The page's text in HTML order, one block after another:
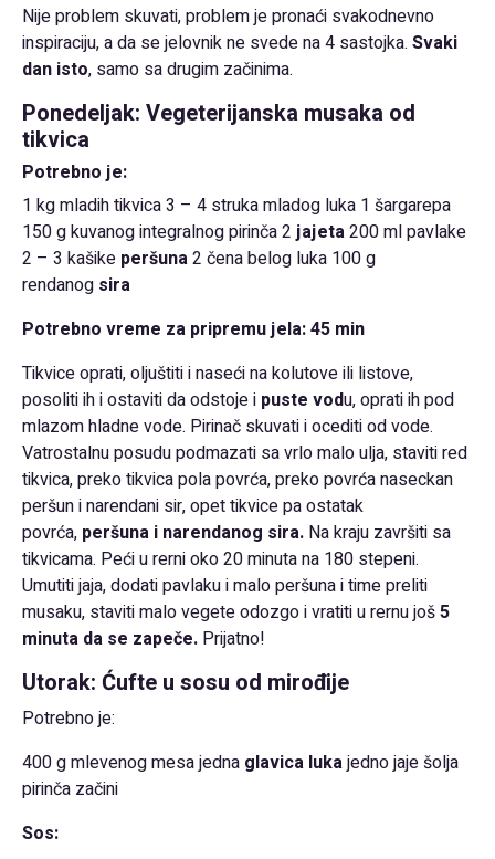
Nije problem skuvati, problem je pronaći svakodnevno
inspiraciju, a da se jelovnik ne svede na 4 sastojka. Svaki
dan isto, samo sa drugim začinima.
Ponedeljak: Vegeterijanska musaka od
tikvica
Potrebno je:
1 kg mladih tikvica 3 – 4 struka mladog luka 1 šargarepa
150 g kuvanog integralnog pirinča 2jajeta200 ml pavlake
2 – 3 kašike peršuna2 čena belog luka 100 g
rendanog sira
Potrebno vreme za pripremu jela: 45 min
Tikvice oprati, oljuštiti i naseći na kolutove ili listove,
posoliti ih i ostaviti da odstoje i puste vodu, oprati ih pod
mlazom hladne vode. Pirinač skuvati i ocediti od vode.
Vatrostalnu posudu podmazati sa vrlo malo ulja, staviti red
tikvica, preko tikvica pola povrća, preko povrća naseckan
peršun i narendani sir, opet tikvice pa ostatak
povrća, peršuna i narendanog sira. Na kraju završiti sa
tikvicama. Peći u rerni oko 20 minuta na 180 stepeni.
Umutiti jaja, dodati pavlaku i malo peršuna i time preliti
musaku, staviti malo vegete odozgo i vratiti u rernu još5
minuta da se zapeče. Prijatno!
Utorak: Ćufte u sosu od mirođije
Potrebno je:
400 g mlevenog mesa jedna glavica lukajedno jaje šolja
pirinča začini
Sos: